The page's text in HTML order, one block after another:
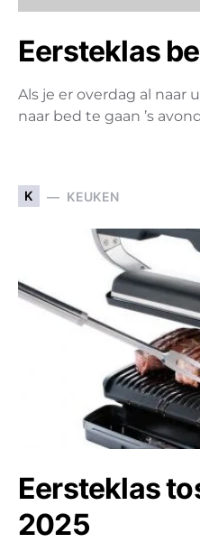
Eersteklas
Als je er overdag al
naar bed te gaan ’s
K KEUKEN
Eersteklas
2025